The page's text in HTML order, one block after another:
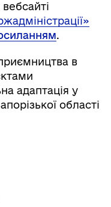
.
в
адаптація у
області